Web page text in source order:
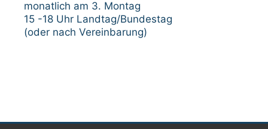
monatlich am 3. Montag
15 -18 Uhr Landtag/Bundestag
(oder nach Vereinbarung)